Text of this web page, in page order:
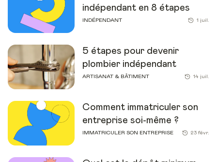
indépendant en 8 étapes
INDÉPENDANT 1 juil.
5 étapes pour devenir
plombier indépendant
ARTISANAT & BÂTIMENT 14 juil.
Comment immatriculer son
entreprise soi-même ?
IMMATRICULER SON ENTREPRISE 23 févr.